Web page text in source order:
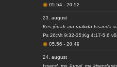
05.54-20.52
23. august
Kes jõuab ära rääkida Issanda
Ps 26;Mt 9:32-35;Kg 4:17-5:6
05.56-20.49
24. august
Issand, mu Jumal, ma